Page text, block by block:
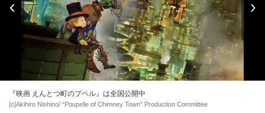
『映画 えんとつ町のプペル』は全国公開中
[c]Akihiro Nishino/ “Poupelle of Chimney Town” Production Committee